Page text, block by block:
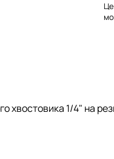
хвостовика 1/4" на